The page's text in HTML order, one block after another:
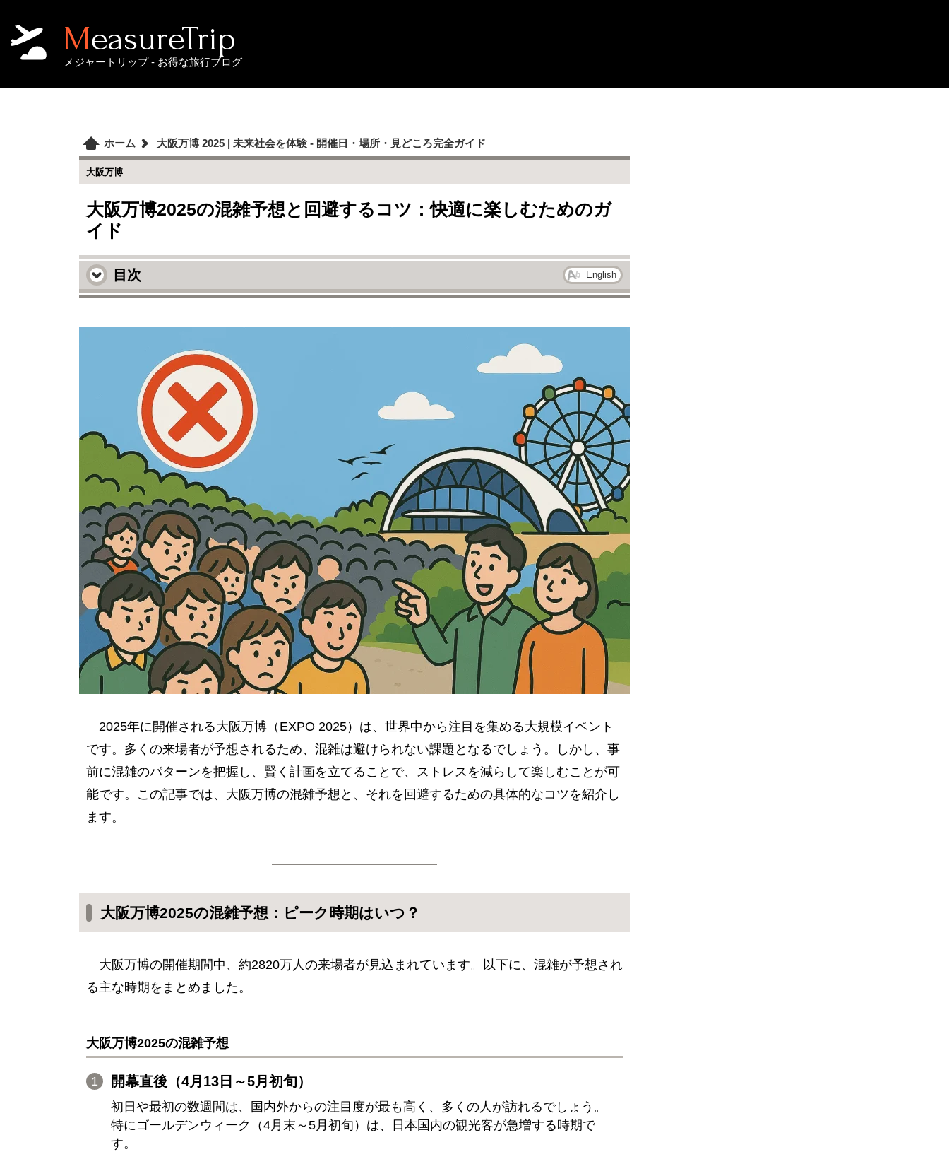
MeasureTrip
メジャートリップ - お得な旅行ブログ
ホーム 大阪万博 2025 | 未来社会を体験 - 開催日・場所・見どころ完全ガイド
大阪万博
大阪万博2025の混雑予想と回避するコツ：快適に楽しむためのガ
イド
目次 English
快適な万博体験のために
2025年に開催される大阪万博（EXPO 2025）は、世界中から注目を集める大規模イベント
です。多くの来場者が予想されるため、混雑は避けられない課題となるでしょう。しかし、事
前に混雑のパターンを把握し、賢く計画を立てることで、ストレスを減らして楽しむことが可
能です。この記事では、大阪万博の混雑予想と、それを回避するための具体的なコツを紹介し
ます。
大阪万博2025の混雑予想：ピーク時期はいつ？
大阪万博の開催期間中、約2820万人の来場者が見込まれています。以下に、混雑が予想され
る主な時期をまとめました。
大阪万博2025の混雑予想
開幕直後（4月13日～5月初旬）
初日や最初の数週間は、国内外からの注目度が最も高く、多くの人が訪れるでしょう。
特にゴールデンウィーク（4月末～5月初旬）は、日本国内の観光客が急増する時期で
す。